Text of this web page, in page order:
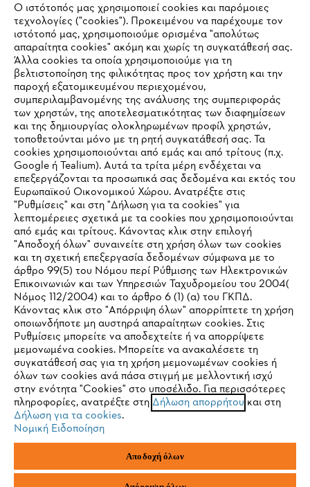
#STIHL
Εταιρεία
STIHL Συχνές ερωτήσεις
Service
Πολιτική απορρήτου Νομικό κείμενο Cookies
Νομικές πληροφορίες
ANDREAS STIHL ΜΟΝΟΠΡΟΣΩΠΗ Α.Ε.
ΥΠΟΚΑΤΑΣΤΗΜΑ ΚΥΠΡΟΥ
ΑΓ. ΑΝΔΡΕΟΥ 51 ΠΑΛΛΟΥΡΙΩΤΙΣΣΑ
1041 ΛΕΥΚΩΣΙΑ
IHR BROWSER WIRD NICHT
UNTERSTÜTZT
Sie nutzen einen Browser, den wir noch nicht unterstützen. Für
eine optimale Nutzung unserer Seite empfehlen wir Ihnen, zu
einem der folgenden Browser zu wechseln:
Firefox Chrome
Ο ιστότοπός μας χρησιμοποιεί cookies και παρόμοιες
τεχνολογίες ("cookies"). Προκειμένου να παρέχουμε τον
ιστότοπό μας, χρησιμοποιούμε ορισμένα "απολύτως
απαραίτητα cookies" ακόμη και χωρίς τη συγκατάθεσή σας.
Άλλα cookies τα οποία χρησιμοποιούμε για τη
βελτιστοποίηση της φιλικότητας προς τον χρήστη και την
παροχή εξατομικευμένου περιεχομένου,
συμπεριλαμβανομένης της ανάλυσης της συμπεριφοράς
των χρηστών, της αποτελεσματικότητας των διαφημίσεων
και της δημιουργίας ολοκληρωμένων προφίλ χρηστών,
τοποθετούνται μόνο με τη ρητή συγκατάθεσή σας. Τα
cookies χρησιμοποιούνται από εμάς και από τρίτους (π.χ.
Google ή Tealium). Αυτά τα τρίτα μέρη ενδέχεται να
επεξεργάζονται τα προσωπικά σας δεδομένα και εκτός του
Ευρωπαϊκού Οικονομικού Χώρου. Ανατρέξτε στις
"Ρυθμίσεις" και στη "Δήλωση για τα cookies" για
λεπτομέρειες σχετικά με τα cookies που χρησιμοποιούνται
από εμάς και τρίτους. Κάνοντας κλικ στην επιλογή
"Αποδοχή όλων" συναινείτε στη χρήση όλων των cookies
και τη σχετική επεξεργασία δεδομένων σύμφωνα με το
άρθρο 99(5) του Νόμου περί Ρύθμισης των Ηλεκτρονικών
Επικοινωνιών και των Υπηρεσιών Ταχυδρομείου του 2004(
Νόμος 112/2004) και το άρθρο 6 (1) (α) του ΓΚΠΔ.
Κάνοντας κλικ στο "Απόρριψη όλων" απορρίπτετε τη χρήση
οποιωνδήποτε μη αυστηρά απαραίτητων cookies. Στις
Ρυθμίσεις μπορείτε να αποδεχτείτε ή να απορρίψετε
μεμονωμένα cookies. Μπορείτε να ανακαλέσετε τη
συγκατάθεσή σας για τη χρήση μεμονωμένων cookies ή
όλων των cookies ανά πάσα στιγμή με μελλοντική ισχύ
στην ενότητα "Cookies" στο υποσέλιδο. Για περισσότερες
πληροφορίες, ανατρέξτε στηΔήλωση απορρήτου και στη
Δήλωση για τα cookies.
Νομική Ειδοποίηση
Αποδοχή όλων